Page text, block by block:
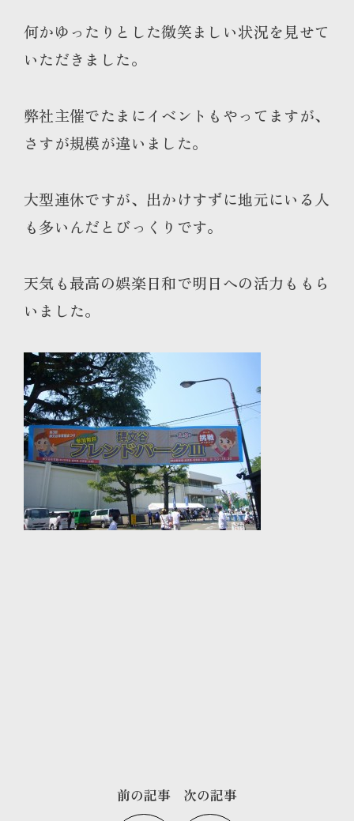
何かゆったりとした微笑ましい状況を見せて
いただきました。
弊社主催でたまにイベントもやってますが、
さすが規模が違いました。
大型連休ですが、出かけすずに地元にいる人
も多いんだとびっくりです。
天気も最高の娯楽日和で明日への活力 ももら
いました。
前の記事 次の記事